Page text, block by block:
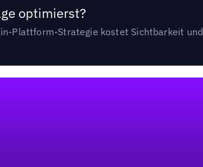
optimierst?
Plattform-Strategie kostet Sichtbarkeit und